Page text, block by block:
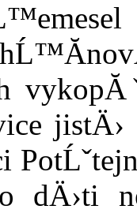
jistÄ›
dÄ›ti